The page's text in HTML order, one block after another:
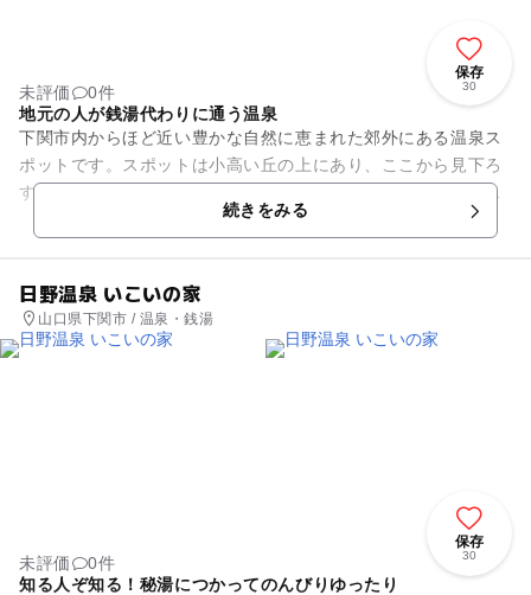
保存
30
未評価
0件
地元の人が銭湯代わりに通う温泉
下関市内からほど近い豊かな自然に恵まれた郊外にある温泉ス
ポットです。スポットは小高い丘の上にあり、ここから見下ろ
す響灘は絶景です。内風呂は広々としていて、強力うたせ湯、
微温湯槽、主大浴槽に分かれ...続きをみる
日野温泉 いこいの家
山口県下関市 / 温泉・銭湯
保存
30
未評価
0件
知る人ぞ知る！秘湯につかってのんびりゆったり